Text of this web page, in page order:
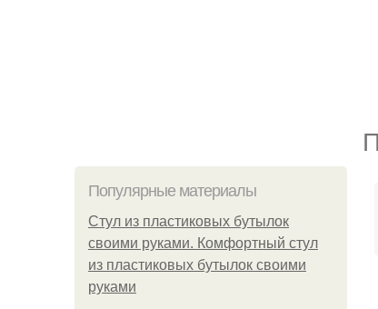
Популярные материалы
Стул из пластиковых бутылок
своими руками. Комфортный стул
из пластиковых бутылок своими
руками